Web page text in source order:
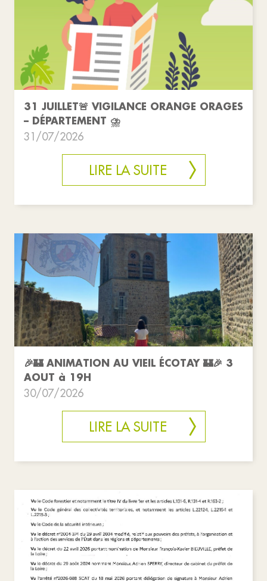
31 JUILLET🚨 VIGILANCE ORANGE ORAGES
– DÉPARTEMENT ⛈️
31/07/2026
LIRE LA SUITE
🎉🏰 ANIMATION AU VIEIL ÉCOTAY 🏰🎉 3
AOUT à 19H
30/07/2026
LIRE LA SUITE